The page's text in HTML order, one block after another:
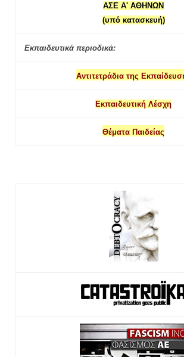
ΑΣΕ Α' ΑΘΗΝΩΝ
(υπό κατασκευή)
Εκπαιδευτικά περιοδικά:
Αντιτετράδια της
Εκπαιδευτική Λέσχη
Θέματα Παιδείας